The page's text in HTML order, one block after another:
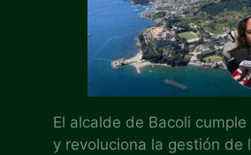
El alcalde de Bacoli
y revoluciona la gestión de